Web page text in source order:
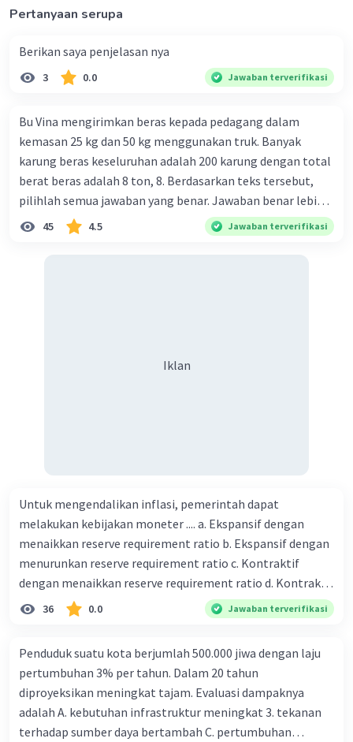
Pertanyaan serupa
Berikan saya penjelasan nya
3 0.0 Jawaban terverifikasi
Bu Vina mengirimkan beras kepada pedagang dalam
kemasan 25 kg dan 50 kg menggunakan truk. Banyak
karung beras keseluruhan adalah 200 karung dengan total
berat beras adalah 8 ton, 8. Berdasarkan teks tersebut,
pilihlah semua jawaban yang benar. Jawaban benar lebih
dari satu. Banyak karung beras kemasan 25 kg adalah 50
buah. Banyak karung beras kemasan 50 kg adalah 150
harus dibayar oleh Bu Vina? A. Rp2.540.000 C. Rp2.312.000 B.
45 4.5 Jawaban terverifikasi
Iklan
Untuk mengendalikan inflasi, pemerintah dapat
melakukan kebijakan moneter .... a. Ekspansif dengan
menaikkan reserve requirement ratio b. Ekspansif dengan
menurunkan reserve requirement ratio c. Kontraktif
dengan menaikkan reserve requirement ratio d. Kontraktif
dengan menurunkan reserve requirement ratio e.
Ekspansif dengan menaikkan tingkat diskonto Bila Bank
ceteris paribus maka .... a. Menimbulkan inflasi di mana
bentuk kurva jumlah uang beredar (penawaran uang) naik
dari kiri bawah ke kanan atas b. Menimbulkan deflasi di
mana bentuk kurva jumlah uang beredar (penawaran
36 0.0 Jawaban terverifikasi
Penduduk suatu kota berjumlah 500.000 jiwa dengan laju
pertumbuhan 3% per tahun. Dalam 20 tahun
diproyeksikan meningkat tajam. Evaluasi dampaknya
adalah A. kebutuhan infrastruktur meningkat 3. tekanan
terhadap sumber daya bertambah C. pertumbuhan